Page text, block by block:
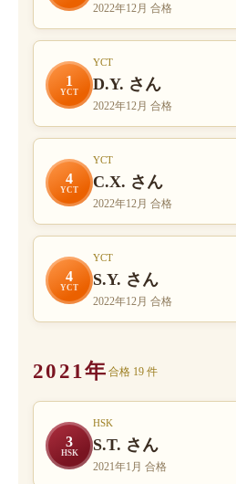
2022年12月 合格
1
YCT
YCT
D.Y. さん
2022年12月 合格
4
YCT
YCT
C.X. さん
2022年12月 合格
4
YCT
YCT
S.Y. さん
2022年12月 合格
2021年 合格 19 件
3
HSK
HSK
S.T. さん
2021年1月 合格